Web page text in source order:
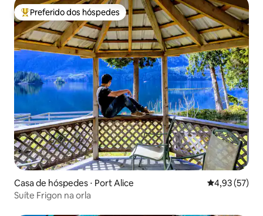
Entre os melhores preferidos dos hóspedes
Preferido dos hóspedes
Casa de hóspedes ⋅ Port Alice 4,93 de uma
4,93 (57)
Suíte Frigon na orla